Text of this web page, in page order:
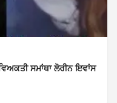
ਸਮਾਂਥਾ ਲੋਰੀਨ ਇਵਾਂਸ